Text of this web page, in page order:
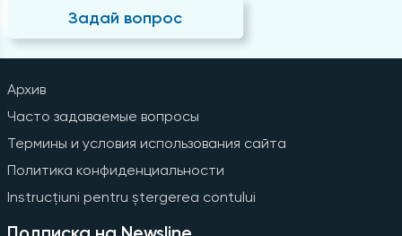
Задай вопрос
Архив
Часто задаваемые вопросы
Термины и условия использования сайта
Политика конфиденциальности
Instrucțiuni pentru ștergerea contului